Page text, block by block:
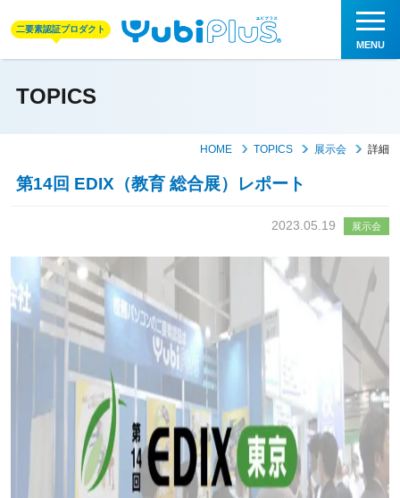
二要素認証プロダクト
TOPICS
HOME TOPICS 展示会 詳細
第14回 EDIX（教育 総合展）レポート
2023.05.19 展示会